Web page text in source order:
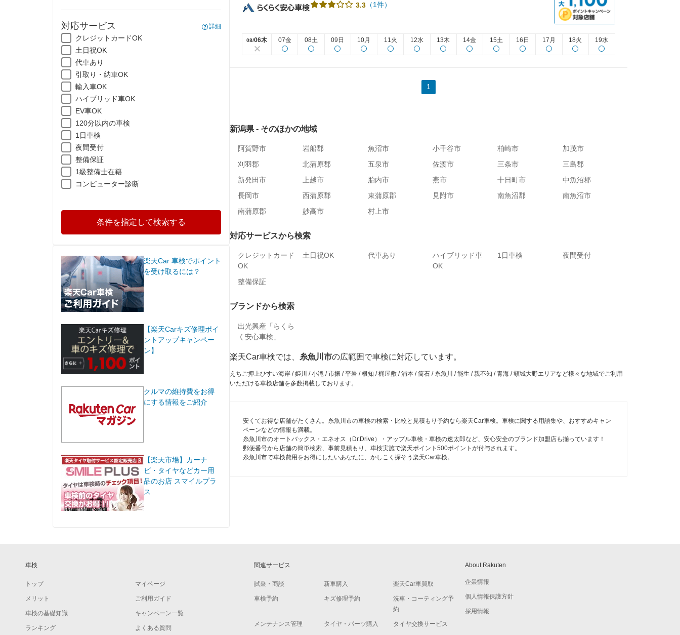
対応サービス 詳細
クレジットカードOK
土日祝OK
代車あり
引取り・納車OK
輸入車OK
ハイブリッド車OK
EV車OK
120分以内の車検
1日車検
夜間受付
整備保証
1級整備士在籍
コンピューター診断
条件を指定して検索する
楽天Car 車検でポイント
を受け取るには？
【楽天Carキズ修理ポイ
ントアップキャンペー
ン】
クルマの維持費をお得
にする情報をご紹介
【楽天市場】カーナ
ビ・タイヤなどカー用
品のお店 スマイルプラ
ス
3.3 （1件）
08/06木 07金 08土 09日 10月 11火 12水 13木 14金 15土 16日 17月 18火 19水
1
新潟県 - そのほかの地域
阿賀野市 岩船郡 魚沼市 小千谷市 柏崎市
加茂市
刈羽郡
北蒲原郡 五泉市 佐渡市 三条市
三島郡
新発田市
上越市 胎内市 燕市 十日町市
中魚沼郡
長岡市
西蒲原郡 東蒲原郡 見附市 南魚沼郡
南魚沼市
南蒲原郡
妙高市 村上市
対応サービスから検索
クレジットカード
OK
土日祝OK 代車あり
ハイブリッド車
OK
1日車検 夜間受付
整備保証
ブランドから検索
出光興産「らくら
く安心車検」
楽天Car車検では、 糸魚川市の広範囲で車検に対応しています。
えちご押上ひすい海岸 / 姫川 / 小滝 / 市振 / 平岩 / 根知 / 梶屋敷 / 浦本 / 筒石 / 糸魚川 / 能生 / 親不知 / 青海 / 頸城大野エリアなど様々な地域でご利用
いただける車検店舗を多数掲載しております。
安くてお得な店舗がたくさん。糸魚川市の車検の検索・比較と見積もり予約なら楽天Car車検。車検に関する用語集や、おすすめキャン
ペーンなどの情報も満載。
糸魚川市のオートバックス・エネオス（Dr.Drive）・アップル車検・車検の速太郎など、安心安全のブランド加盟店も揃っています！
郵便番号から店舗の簡単検索、事前見積もり、車検実施で楽天ポイント500ポイントが付与されます。
糸魚川市で車検費用をお得にしたいあなたに、かしこく探そう楽天Car車検。
車検
トップ マイページ
メリット ご利用ガイド
車検の基礎知識 キャンペーン一覧
ランキング よくある質問
関連サービス
試乗・商談 新車購入 楽天Car車買取
車検予約 キズ修理予約
洗車・コーティング予
約
メンテナンス管理 タイヤ・パーツ購入 タイヤ交換サービス
About Rakuten
企業情報
個人情報保護方針
採用情報